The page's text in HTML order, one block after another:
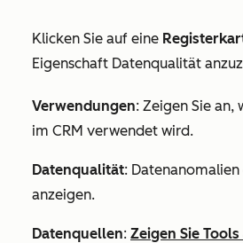
Klicken Sie auf eine
Eigenschaft Datenqualität
Verwendungen: Zeigen Sie an,
im CRM verwendet wird.
Datenqualität:
anzeigen.
Datenquellen: Zeigen Sie Tools